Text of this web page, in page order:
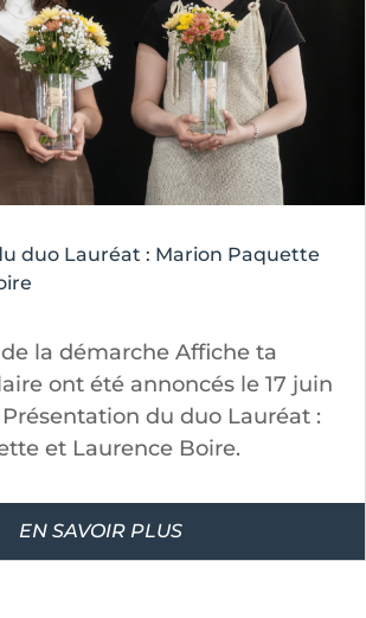
duo Lauréat : Marion Paquette
la démarche Affiche ta
ont été annoncés le 17 juin
du duo Lauréat :
et Laurence Boire.
EN SAVOIR PLUS